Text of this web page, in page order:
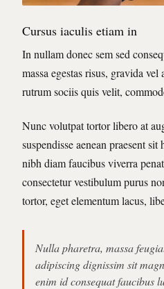
Cursus iaculis etiam in
In nullam donec sem sed
massa egestas risus, gravida
rutrum sociis quis velit,
Nunc volutpat tortor libero at
suspendisse aenean praesent
nibh diam faucibus viverra
consectetur vestibulum purus
tortor, eget elementum lacus,
Nulla pharetra, massa
adipiscing dignissim sit
enim id consequat faucibus